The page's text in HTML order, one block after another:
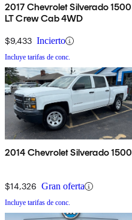
2017 Chevrolet Silverado 1500
LT Crew Cab 4WD
$9,433 Incierto
Incluye tarifas de conc.
2014 Chevrolet Silverado 1500
$14,326 Gran oferta
Incluye tarifas de conc.